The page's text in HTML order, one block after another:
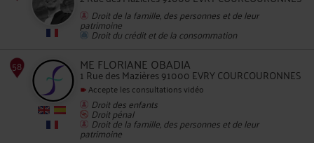
54
Droit de la famille, des personnes et de leur
patrimoine
Droit du crédit et de la consommation
ME FLORIANE OBADIA
1 Rue des Mazières 91000 EVRY COURCOURONNES
Accepte les consultations vidéo
Droit des enfants
Droit pénal
Droit de la famille, des personnes et de leur
patrimoine